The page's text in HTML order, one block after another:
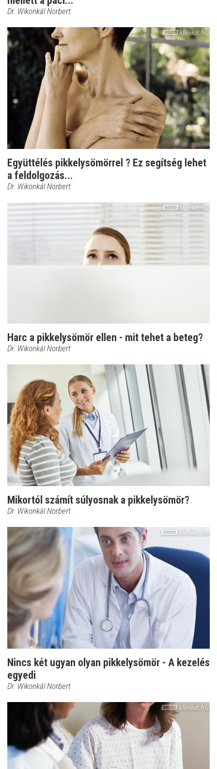
Dr. Wikonkál Norbert
Együttélés pikkelysömörrel ? Ez segítség lehet
a feldolgozás...
Dr. Wikonkál Norbert
Harc a pikkelysömör ellen - mit tehet a beteg?
Dr. Wikonkál Norbert
Mikortól számít súlyosnak a pikkelysömör?
Dr. Wikonkál Norbert
Nincs két ugyan olyan pikkelysömör - A kezelés
egyedi
Dr. Wikonkál Norbert